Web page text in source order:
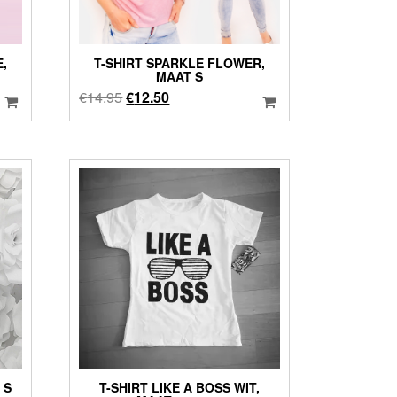
T-SHIRT SPARKLE FLOWER,
MAAT S
€14.95Oorspronkelijke
prijs
€14.95.
€12.50Huidige
prijs
€12.50.
S T-SHIRT LIKE A BOSS WIT,